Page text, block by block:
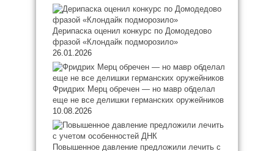
Дерипаска оценил конкурс по Домодедово
фразой «Клондайк подморозило»
26.01.2026
Фридрих Мерц обречен — но мавр обделал
еще не все делишки германских оружейников
10.08.2026
Повышенное давление предложили лечить с